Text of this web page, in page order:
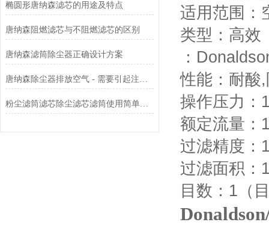
椭圆形唐纳森滤芯的用途及特点
唐纳森阻燃滤芯与不阻燃滤芯的区别
唐纳森滤筒除尘器正确设计方案
唐纳森除尘器排放空气 - 需要引起注意的 3 个原因
粉尘滤筒滤芯除尘滤芯滤筒使用简单方便
适用范围：
类型：高效
：
性能：耐酸,
操作压力：
额定流量：
过滤精度：
过滤面积：
目数： 1 （